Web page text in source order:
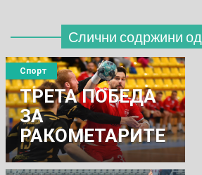
Слични содржини од
ТРЕТА ПОБЕДА
ЗА
РАКОМЕТАРИТЕ
Спорт